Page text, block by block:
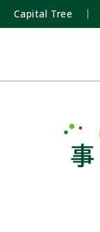
Capital Tree ｜